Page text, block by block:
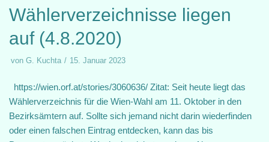
Wählerverzeichnisse liegen
auf (4.8.2020)
von G. Kuchta 15. Januar 2023
https://wien.orf.at/stories/3060636/ Zitat: Seit heute liegt das
Wählerverzeichnis für die Wien-Wahl am 11. Oktober in den
Bezirksämtern auf. Sollte sich jemand nicht darin wiederfinden
oder einen falschen Eintrag entdecken, kann das bis